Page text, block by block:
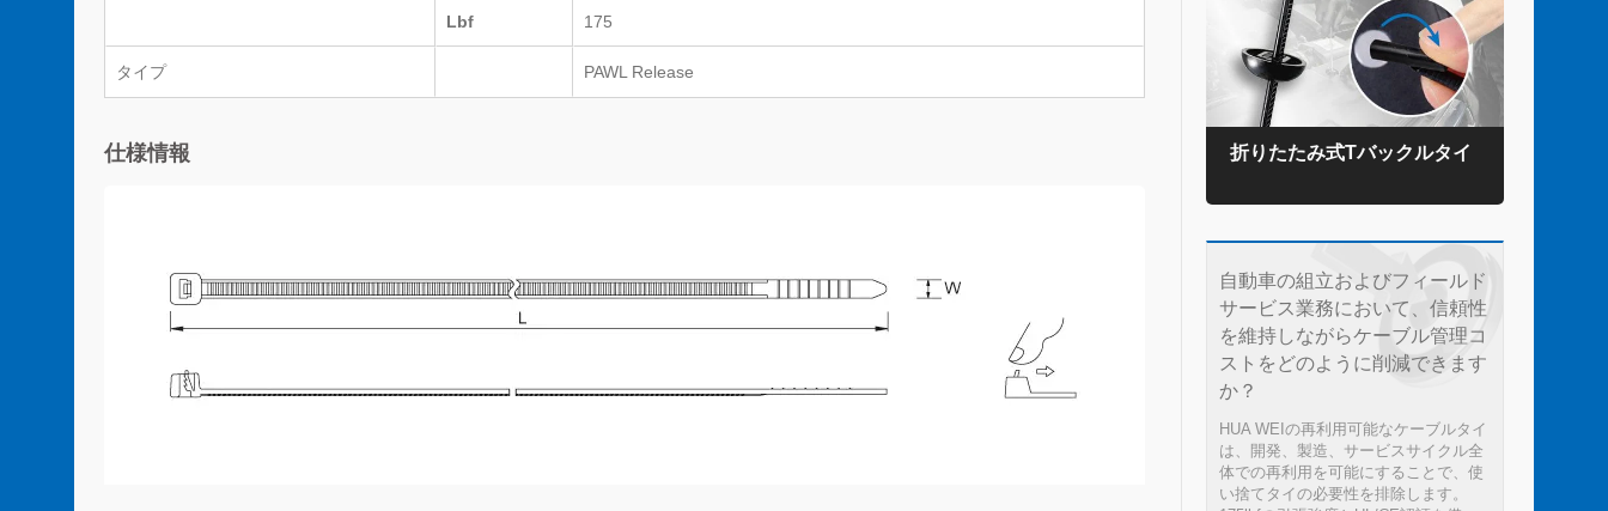
Lbf 175
タイプ PAWL Release
仕様情報 折りたたみ式Tバックルタイ
自動車の組立およびフィールド
サービス業務において、信頼性
を維持しながらケーブル管理コ
ストをどのように削減できます
か？
HUA WEIの再利用可能なケーブルタイ
は、開発、製造、サービスサイクル全
体での再利用を可能にすることで、使
い捨てタイの必要性を排除します。